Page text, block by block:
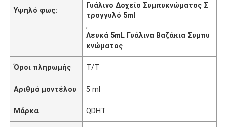
Υψηλό φως:
Γυάλινο Δοχείο Συμπυκνώματος Σ
τρογγυλό 5ml
,
Λευκά 5mL Γυάλινα Βαζάκια Συμπυ
κνώματος
Όροι πληρωμής T/T
Αριθμό μοντέλου 5 ml
Μάρκα QDHT